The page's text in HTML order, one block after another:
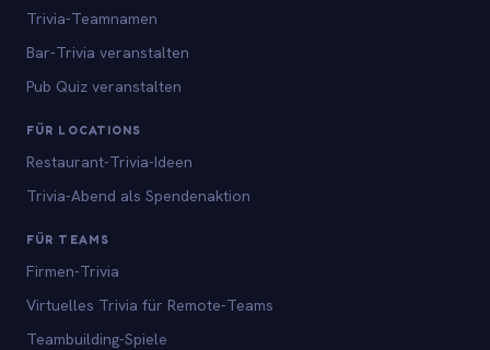
Trivia-Teamnamen
Bar-Trivia veranstalten
Pub Quiz veranstalten
FÜR LOCATIONS
Restaurant-Trivia-Ideen
Trivia-Abend als Spendenaktion
FÜR TEAMS
Firmen-Trivia
Virtuelles Trivia für Remote-Teams
Teambuilding-Spiele